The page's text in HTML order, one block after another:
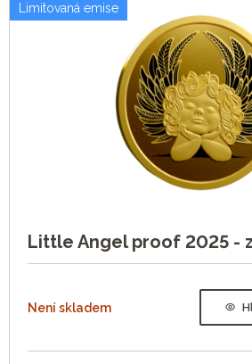
Limitovaná emise
Little Angel proof 2025 -
Není skladem